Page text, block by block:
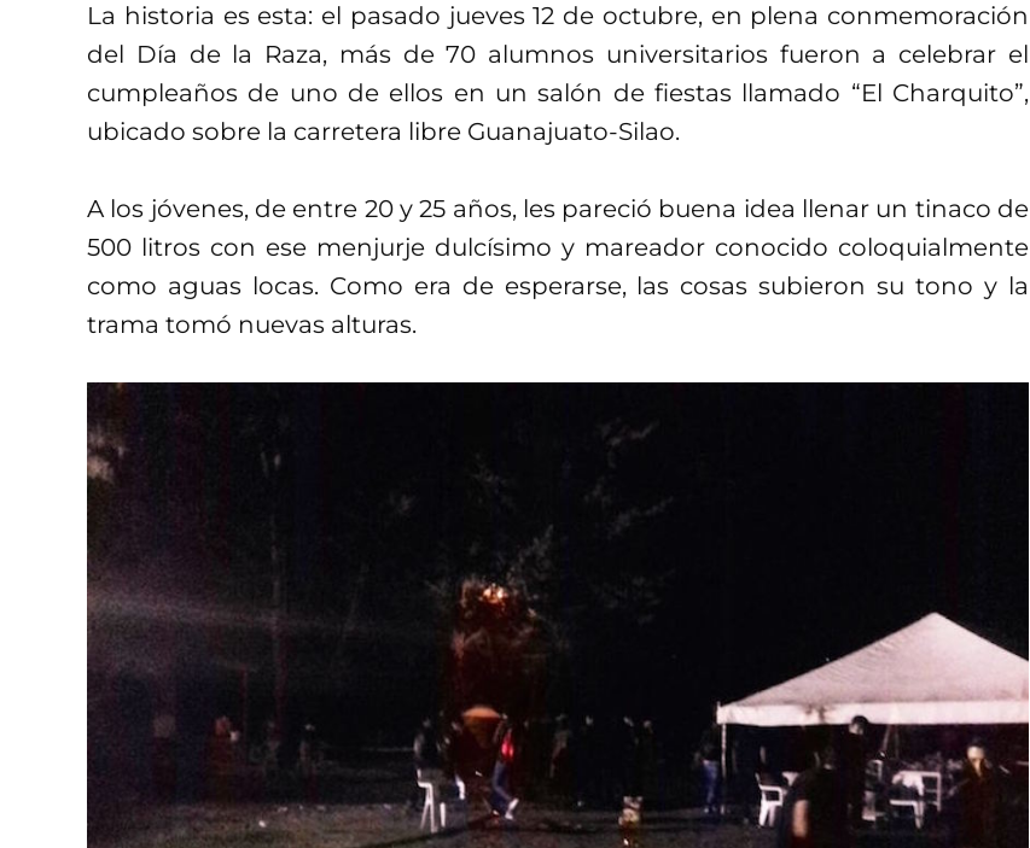
La historia es esta: el pasado jueves 12 de octubre, en plena conmemoración
del Día de la Raza, más de 70 alumnos universitarios fueron a celebrar el
cumpleaños de uno de ellos en un salón de fiestas llamado “El Charquito”,
ubicado sobre la carretera libre Guanajuato-Silao.
A los jóvenes, de entre 20 y 25 años, les pareció buena idea llenar un tinaco de
500 litros con ese menjurje dulcísimo y mareador conocido coloquialmente
como aguas locas. Como era de esperarse, las cosas subieron su tono y la
trama tomó nuevas alturas.